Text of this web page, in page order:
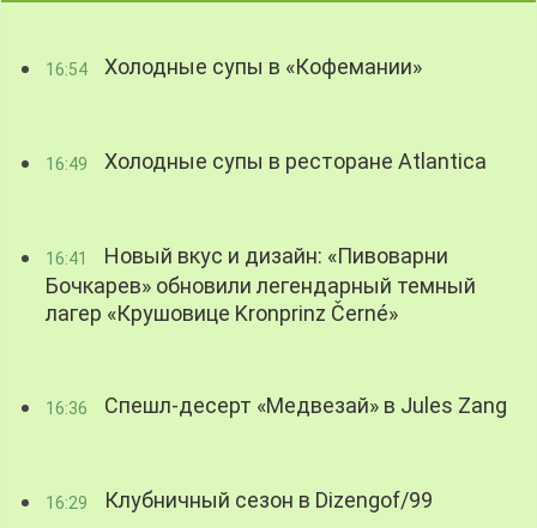
16:54 Холодные супы в «Кофемании»
16:49 Холодные супы в ресторане Atlantica
16:41
Новый вкус и дизайн: «Пивоварни
Бочкарев» обновили легендарный темный
лагер «Крушовице Kronprinz Černé»
16:36 Спешл-десерт «Медвезай» в Jules Zang
16:29 Клубничный сезон в Dizengof/99